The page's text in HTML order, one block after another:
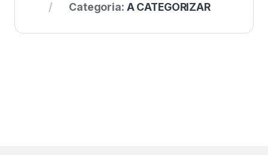
Categoria: A CATEGORIZAR